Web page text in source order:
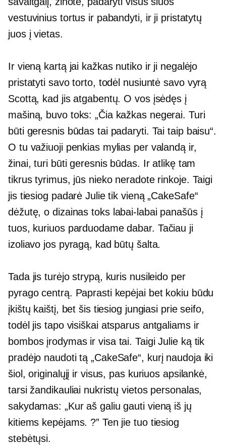
vestuvinius tortus ir pabandyti, ir ji pristatytų
juos į vietas.
Ir vieną kartą jai kažkas nutiko ir ji negalėjo
pristatyti savo torto, todėl nusiuntė savo vyrą
Scottą, kad jis atgabentų. O vos įsėdęs į
mašiną, buvo toks: „Čia kažkas negerai. Turi
būti geresnis būdas tai padaryti. Tai taip baisu“.
O tu važiuoji penkias mylias per valandą ir,
žinai, turi būti geresnis būdas. Ir atlikę tam
tikrus tyrimus, jūs nieko neradote rinkoje. Taigi
jis tiesiog padarė Julie tik vieną „CakeSafe“
dėžutę, o dizainas toks labai-labaipanašūs į
tuos, kuriuos parduodame dabar. Tačiau ji
izoliavo jos pyragą, kad būtų šalta.
Tada jis turėjo strypą, kuris nusileido per
pyrago centrą. Paprasti kepėjai bet kokiu būdu
įkištų kaištį, bet šis tiesiog jungiasi prie seifo,
todėl jis tapo visiškai atsparus antgaliamsir
bombos įrodymas ir visa tai. Taigi Julie ką tik
pradėjo naudoti tą „CakeSafe“, kurį naudoja iki
šiol, originalųjį ir visus, pas kuriuos apsilankė,
tarsi žandikauliai nukristų vietos personalas,
sakydamas: „Kur aš galiu gauti vieną iš jų
kitiems kepėjams. ?” Ten jie tuo tiesiog
stebėtųsi.